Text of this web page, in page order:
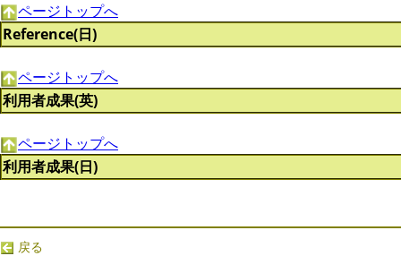
ページトップへ
Reference(日)
ページトップへ
利用者成果(英)
ページトップへ
利用者成果(日)
戻る